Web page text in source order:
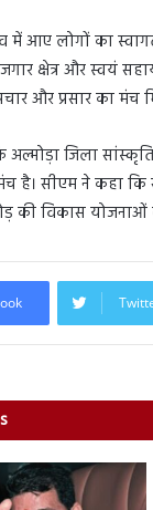
में आए लोगों का
क्षेत्र और स्वयं
और प्रसार का
अल्मोड़ा जिला
है। सीएम ने कहा
की विकास योजनाओं